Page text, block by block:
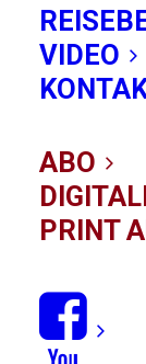
VIDEO
ABO
PRINT